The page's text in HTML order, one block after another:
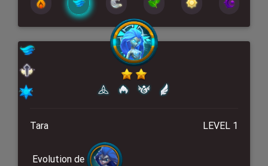
Tara LEVEL 1
Evolution de